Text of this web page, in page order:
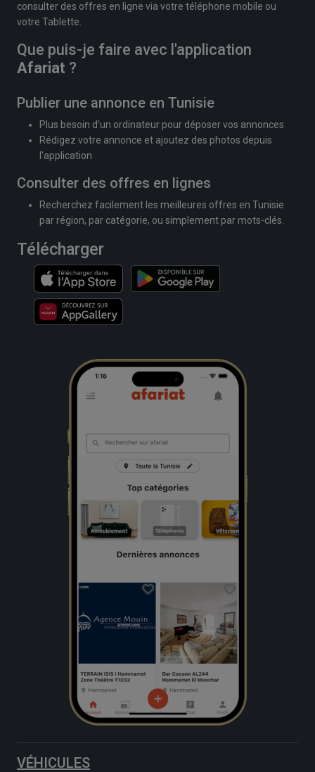
consulter des offres en ligne via votre téléphone mobile ou
votre Tablette.
Que puis-je faire avec l'application
Afariat ?
Publier une annonce en Tunisie
Plus besoin d'un ordinateur pour déposer vos annonces
Rédigez votre annonce et ajoutez des photos depuis
l'application
Consulter des offres en lignes
Recherchez facilement les meilleures offres en Tunisie
par région, par catégorie, ou simplement par mots-clés.
Télécharger
VÉHICULES